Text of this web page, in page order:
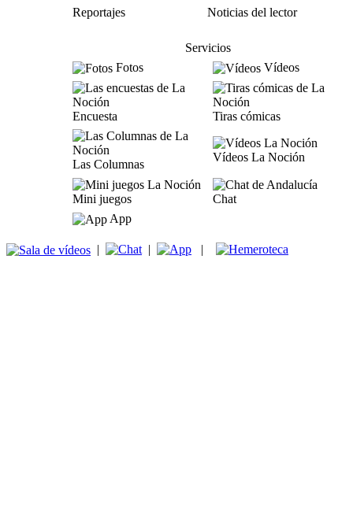
Reportajes
Noticias del lector
Servicios
Fotos
Vídeos
Encuesta Tiras cómicas
Las Columnas
Vídeos La Noción
Mini juegos
Chat
App
| | |